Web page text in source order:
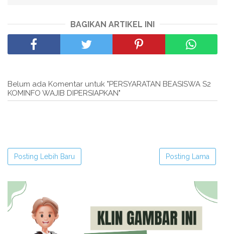
BAGIKAN ARTIKEL INI
Belum ada Komentar untuk "PERSYARATAN BEASISWA S2
KOMINFO WAJIB DIPERSIAPKAN"
Posting Lebih Baru Posting Lama